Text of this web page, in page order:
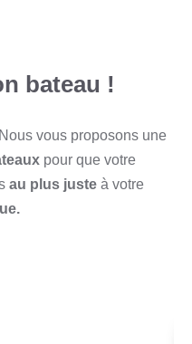
bateau !
vous proposons une
pour que votre
au plus juste à votre